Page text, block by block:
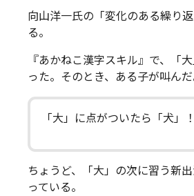
向山洋一氏の「変化のある繰り
る。
『あかねこ漢字スキル』で、「
った。そのとき、ある子が叫んだ
「大」に点がついたら「犬」！
ちょうど、「大」の次に習う新
っている。